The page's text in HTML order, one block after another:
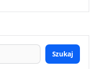
Szukaj